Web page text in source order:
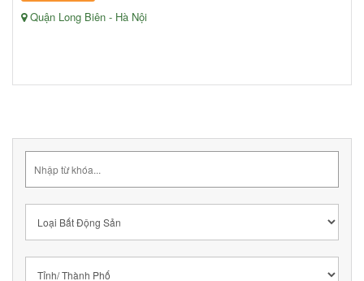
Quận Long Biên - Hà Nội